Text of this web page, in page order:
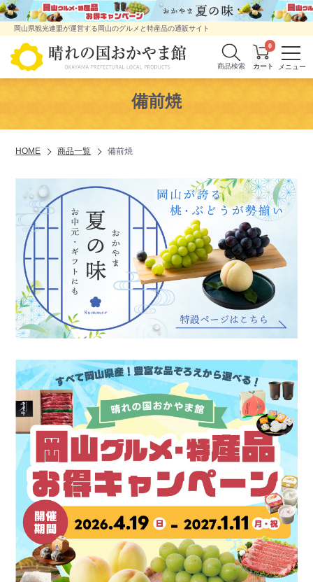
岡山県観光連盟が運営する岡山のグルメと特産品の通販サイト
商品検索
0
備前焼
HOME 商品一覧 備前焼